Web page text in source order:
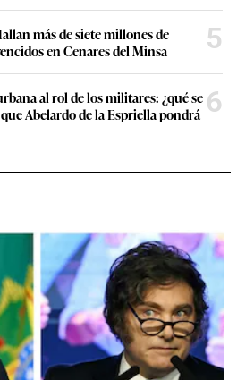
más de siete millones de
en Cenares del Minsa
5
al rol de los militares: ¿qué se
Abelardo de la Espriella pondrá 6